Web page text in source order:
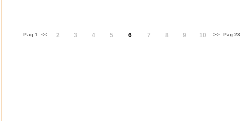
Pag 1 << 2 3 4 5 6 7 8 9 10 >> Pag 23